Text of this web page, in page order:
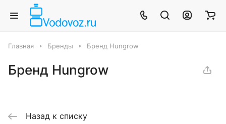
Главная Бренды Бренд Hungrow
Бренд Hungrow
Назад к списку